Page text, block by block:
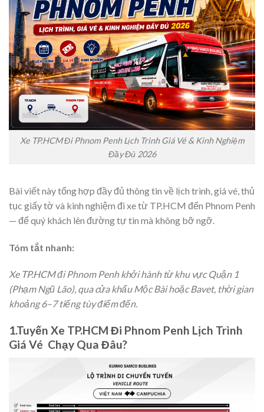
Xe TP.HCM Đi Phnom Penh Lịch Trình Giá Vé & Kinh Nghiệm
Đầy Đủ 2026
Bài viết này tổng hợp đầy đủ thông tin về lịch trình, giá vé, thủ
tục giấy tờ và kinh nghiệm đi xe từ TP.HCM đến Phnom Penh
— để quý khách lên đường tự tin mà không bỡ ngỡ.
Tóm tắt nhanh:
Xe TP.HCM đi Phnom Penh khởi hành từ khu vực Quận 1
(Phạm Ngũ Lão), qua cửa khẩu Mộc Bài hoặc Bavet, thời gian
khoảng 6–7 tiếng tùy điểm đến.
1.Tuyến Xe TP.HCM Đi Phnom Penh Lịch Trình
Giá Vé Chạy Qua Đâu?